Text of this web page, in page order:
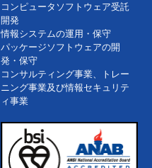
コンピュータソフトウェア受託
開発
情報システムの運用・保守
パッケージソフトウェアの開
発・保守
コンサルティング事業、トレー
ニング事業及び情報セキュリテ
ィ事業